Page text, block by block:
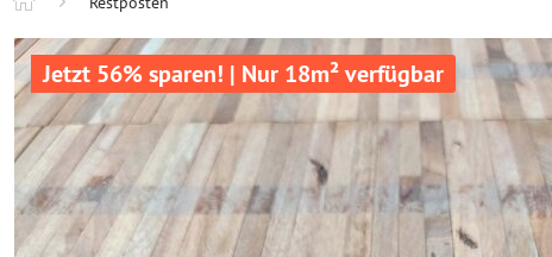
Jetzt 56% sparen! | Nur 18m² verfügbar